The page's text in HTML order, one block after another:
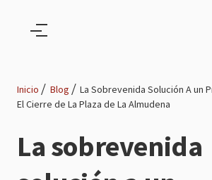
de
Inicio Blog
La Sobrevenida Solución A un
El Cierre de La Plaza de La Almudena
La sobrevenida